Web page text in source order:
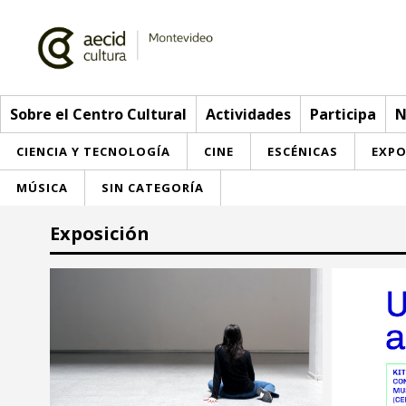
Sobre el Centro Cultural Actividades Participa
CIENCIA Y TECNOLOGÍA CINE ESCÉNICAS
MÚSICA SIN CATEGORÍA
Sobre el Centro Cultural
Red AECID
Visítanos
Inscripciones
Buzón de sugerencias
Convocatorias
Exposición